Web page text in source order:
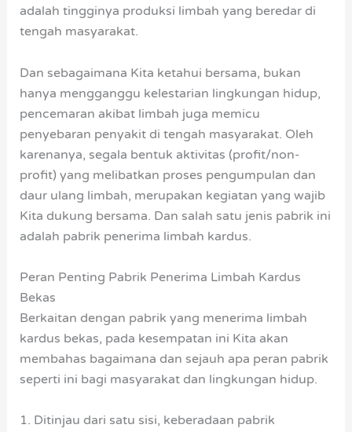
adalah tingginya produksi limbah yang beredar di
tengah masyarakat.
Dan sebagaimana Kita ketahui bersama, bukan
hanya mengganggu kelestarian lingkungan hidup,
pencemaran akibat limbah juga memicu
penyebaran penyakit di tengah masyarakat. Oleh
karenanya, segala bentuk aktivitas (profit/non-
profit) yang melibatkan proses pengumpulan dan
daur ulang limbah, merupakan kegiatan yang wajib
Kita dukung bersama. Dan salah satu jenis pabrik ini
adalah pabrik penerima limbah kardus.
Peran Penting Pabrik Penerima Limbah Kardus
Bekas
Berkaitan dengan pabrik yang menerima limbah
kardus bekas, pada kesempatan ini Kita akan
membahas bagaimana dan sejauh apa peran pabrik
seperti ini bagi masyarakat dan lingkungan hidup.
1. Ditinjau dari satu sisi, keberadaan pabrik